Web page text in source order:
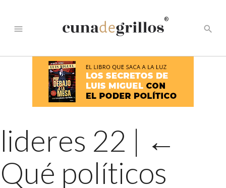
menu
®
search
lideres 22 | ←
Qué políticos